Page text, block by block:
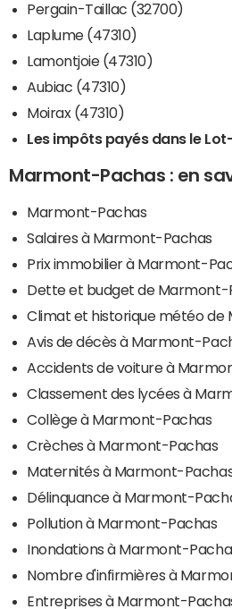
Pergain-Taillac (32700)
Laplume (47310)
Lamontjoie (47310)
Aubiac (47310)
Moirax (47310)
Les impôts payés dans le
Marmont-Pachas : en
Marmont-Pachas
Salaires à Marmont-Pachas
Prix immobilier à Marmont-
Dette et budget de Marmont-
Climat et historique météo de
Avis de décès à Marmont-
Accidents de voiture à
Classement des lycées à
Collège à Marmont-Pachas
Crèches à Marmont-Pachas
Maternités à Marmont-
Délinquance à Marmont-
Pollution à Marmont-Pachas
Inondations à Marmont-
Nombre d'infirmières à
Entreprises à Marmont-